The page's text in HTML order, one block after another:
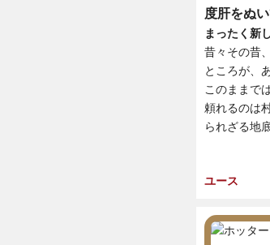
度肝をぬ
まったく新
昔々その昔
ところが、
このままで
頼れるのは
られざる地
ユース